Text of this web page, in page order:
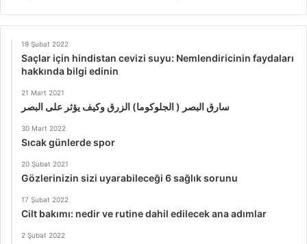
19 Şubat 2022
Saçlar için hindistan cevizi suyu: Nemlendiricinin faydaları
hakkında bilgi edinin
21 Mart 2021
سارق البصر ( الجلوكوما) الزرق وكيف يؤثر على البصر
30 Mart 2022
Sıcak günlerde spor
20 Şubat 2021
Gözlerinizin sizi uyarabileceği 6 sağlık sorunu
17 Şubat 2022
Cilt bakımı: nedir ve rutine dahil edilecek ana adımlar
2 Şubat 2022